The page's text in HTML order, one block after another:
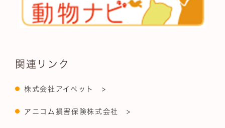
関連リンク
株式会社アイペット >
アニコム損害保険株式会社 >